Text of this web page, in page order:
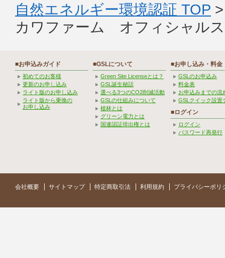
自然エネルギー環境認証 TOP
カワファーム オフィシャル
■お申込みガイド
初めてのお客様
更新のお申し込み
ライト版のお申し込み
ライト版から乗換の
お申し込み
■GSLについて
Green Site Licenseとは？
GSL誕生秘話
選べる3つのCO2削減活動
GSLの仕組みについて
植林とは
グリーン電力とは
国連認証排出権とは
■お申し込み・料金
GSLのお申込み
料金表
お申込みまでの流
GSLクイック設置
■ログイン
ログイン
パスワード再発行
会社概要 サイトマップ 特定商取引法 利用規約 プライバシーポリ